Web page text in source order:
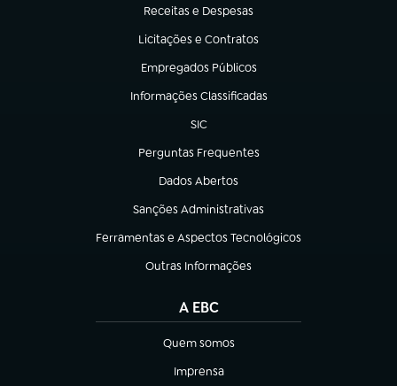
Receitas e Despesas
(abre em nova aba)
Licitações e Contratos
(abre em nova aba)
Empregados Públicos
(abre em nova aba)
Informações Classificadas
(abre em nova aba)
SIC
(abre em nova aba)
Perguntas Frequentes
(abre em nova aba)
Dados Abertos
(abre em nova aba)
Sanções Administrativas
(abre em nova aba)
Ferramentas e Aspectos Tecnológicos
(abre em nova aba)
Outras Informações
(abre em nova aba)
A EBC
Quem somos
(abre em nova aba)
Imprensa
(abre em nova aba)